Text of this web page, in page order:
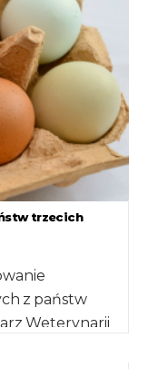
trzecich
z państw
Weterynarii